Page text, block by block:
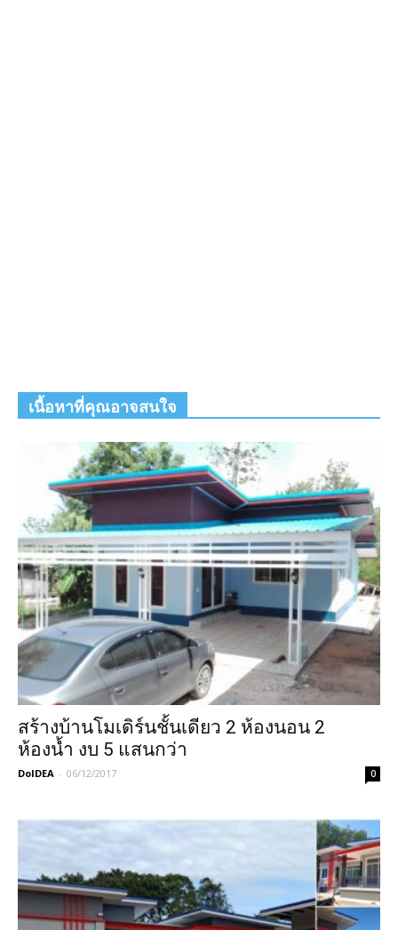
เนื้อหาที่คุณอาจสนใจ
สร้างบ้านโมเดิร์นชั้นเดียว 2 ห้องนอน 2
ห้องน้ำ งบ 5 แสนกว่า
DoIDEA - 06/12/2017 0